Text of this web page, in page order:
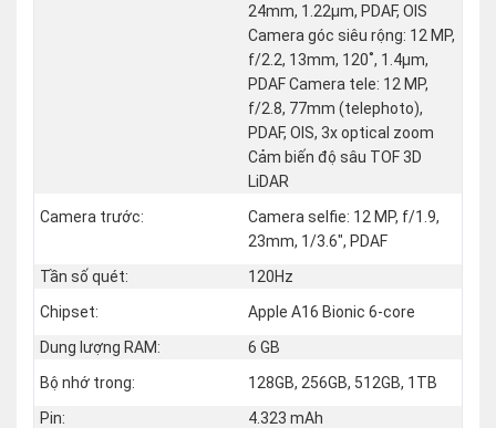
24mm, 1.22µm, PDAF, OIS
Camera góc siêu rộng: 12 MP,
f/2.2, 13mm, 120˚, 1.4µm,
PDAF Camera tele: 12 MP,
f/2.8, 77mm (telephoto),
PDAF, OIS, 3x optical zoom
Cảm biến độ sâu TOF 3D
LiDAR
Camera trước:
Camera selfie: 12 MP, f/1.9,
23mm, 1/3.6", PDAF
Tần số quét:
120Hz
Chipset:
Apple A16 Bionic 6-core
Dung lượng RAM:
6 GB
Bộ nhớ trong:
128GB, 256GB, 512GB, 1TB
Pin:
4.323 mAh